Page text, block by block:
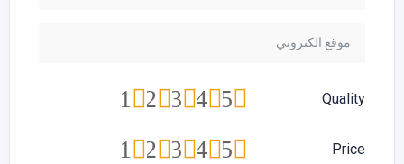
Quality
5
4
3
2
1
Price
5
4
3
2
1